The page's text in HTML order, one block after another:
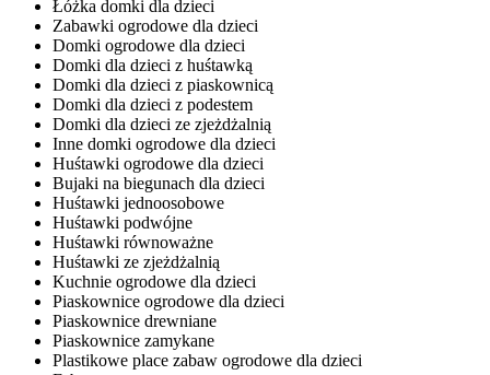
Łóżka domki dla dzieci
Zabawki ogrodowe dla dzieci
Domki ogrodowe dla dzieci
Domki dla dzieci z huśtawką
Domki dla dzieci z piaskownicą
Domki dla dzieci z podestem
Domki dla dzieci ze zjeżdżalnią
Inne domki ogrodowe dla dzieci
Huśtawki ogrodowe dla dzieci
Bujaki na biegunach dla dzieci
Huśtawki jednoosobowe
Huśtawki podwójne
Huśtawki równoważne
Huśtawki ze zjeżdżalnią
Kuchnie ogrodowe dla dzieci
Piaskownice ogrodowe dla dzieci
Piaskownice drewniane
Piaskownice zamykane
Plastikowe place zabaw ogrodowe dla dzieci